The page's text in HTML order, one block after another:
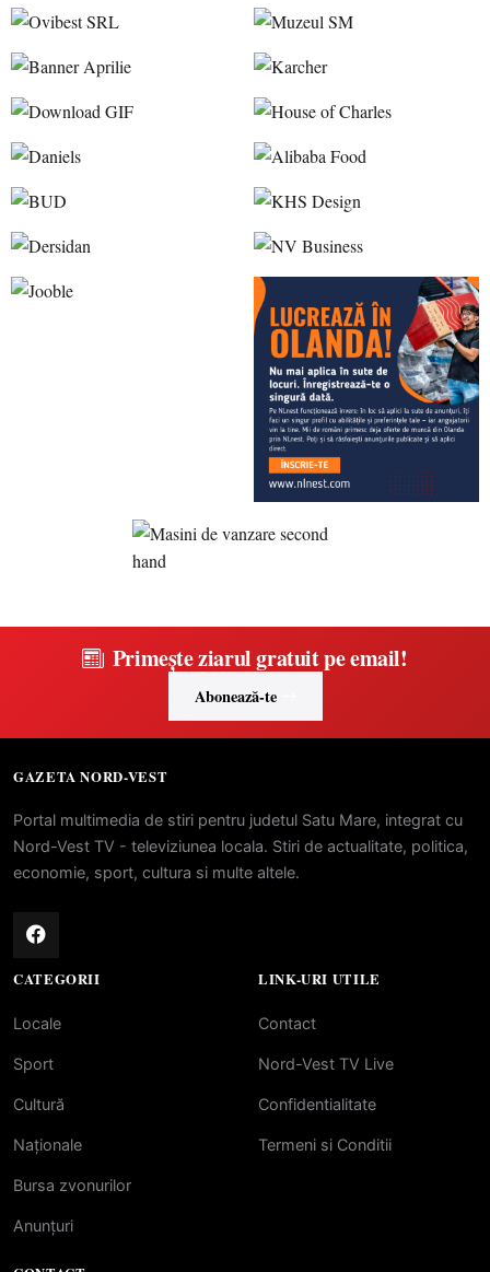
Primește ziarul gratuit pe email!
Abonează-te
GAZETA NORD-VEST
Portal multimedia de stiri pentru judetul Satu Mare, integrat cu
Nord-Vest TV - televiziunea locala. Stiri de actualitate, politica,
economie, sport, cultura si multe altele.
CATEGORII
Locale
Sport
Cultură
Naționale
Bursa zvonurilor
Anunțuri
LINK-URI UTILE
Contact
Nord-Vest TV Live
Confidentialitate
Termeni si Conditii